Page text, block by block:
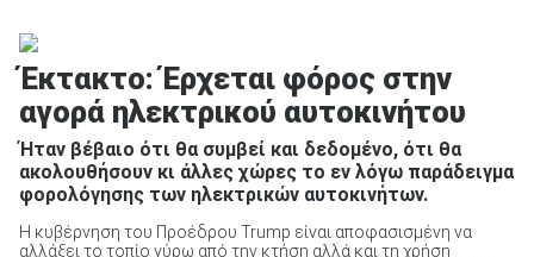
Έκτακτο: Έρχεται φόρος στην
αγορά ηλεκτρικού αυτοκινήτου
Ήταν βέβαιο ότι θα συμβεί και δεδομένο, ότι θα
ακολουθήσουν κι άλλες χώρες το εν λόγω παράδειγμα
φορολόγησης των ηλεκτρικών αυτοκινήτων.
Η κυβέρνηση του Προέδρου Trump είναι αποφασισμένη να
αλλάξει το τοπίο γύρω από την κτήση αλλά και τη χρήση